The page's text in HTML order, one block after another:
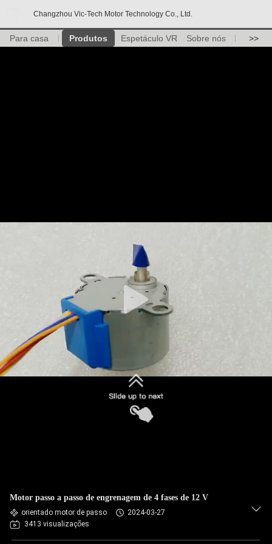
Changzhou Vic-Tech Motor Technology Co., Ltd.
Para casa Produtos Espetáculo VR Sobre nós >>
Motor passo a passo de engrenagem de 4 fases de 12 V
orientado motor de passo
2024-03-27
3413 visualizações